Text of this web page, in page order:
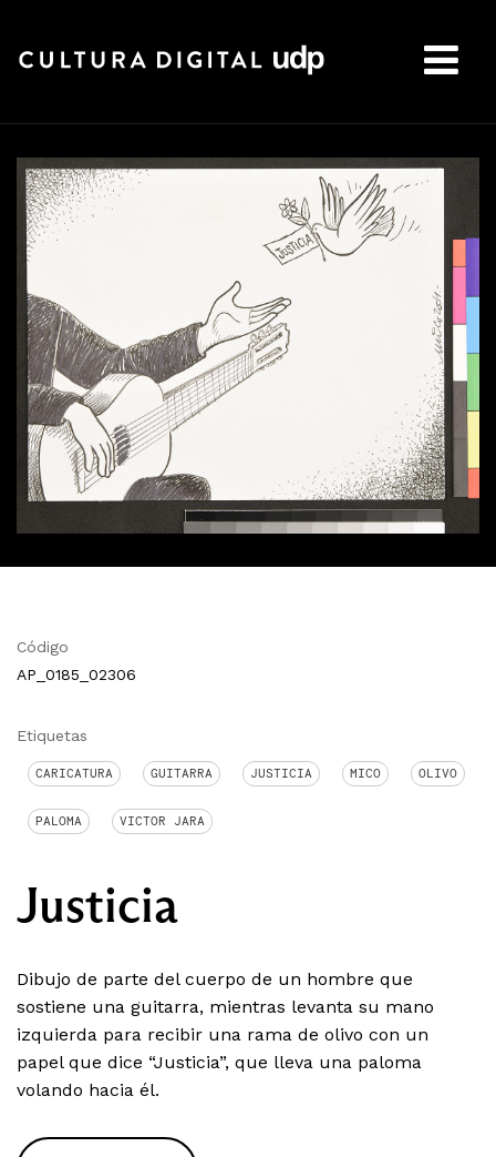
Código
AP_0185_02306
Etiquetas
CARICATURA GUITARRA JUSTICIA MICO OLIVO
PALOMA VICTOR JARA
Justicia
Dibujo de parte del cuerpo de un hombre que
sostiene una guitarra, mientras levanta su mano
izquierda para recibir una rama de olivo con un
papel que dice “Justicia”, que lleva una paloma
volando hacia él.